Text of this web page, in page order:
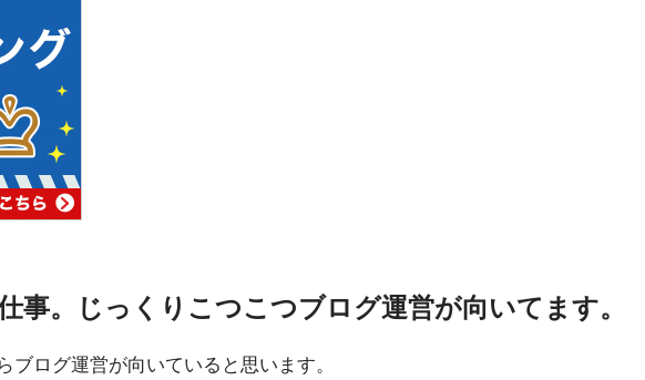
事。じっくりこつこつブログ運営が向いてます。
ブログ運営が向いていると思います。